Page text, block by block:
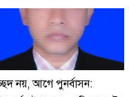
নয়, আগে পুনর্বাসন: